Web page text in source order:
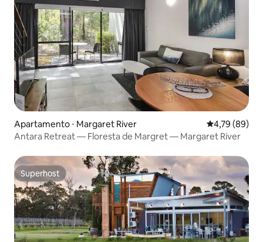
Apartamento ⋅ Margaret River 4,79 de uma
4,79 (89)
Antara Retreat — Floresta de Margret — Margaret River
Superhost
Superhost